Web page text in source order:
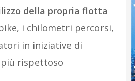
della propria flotta
i chilometri percorsi,
in iniziative di
rispettoso